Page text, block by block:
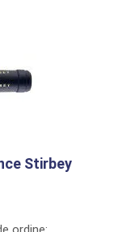
Stirbey